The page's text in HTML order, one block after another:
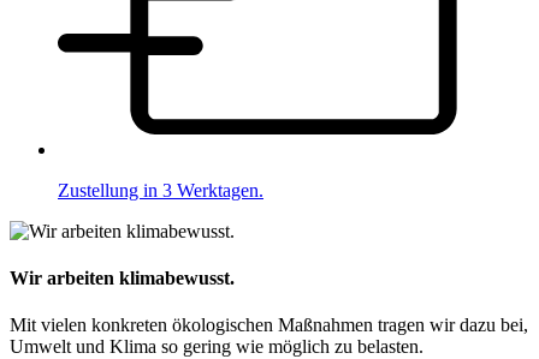
Zustellung in 3 Werktagen.
Wir arbeiten klimabewusst.
Mit vielen konkreten ökologischen Maßnahmen tragen wir dazu bei,
Umwelt und Klima so gering wie möglich zu belasten.